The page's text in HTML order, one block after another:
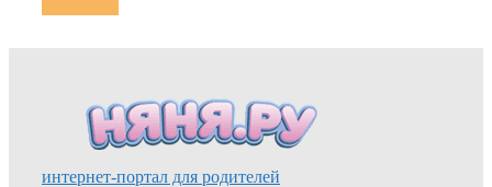
интернет-портал для родителей